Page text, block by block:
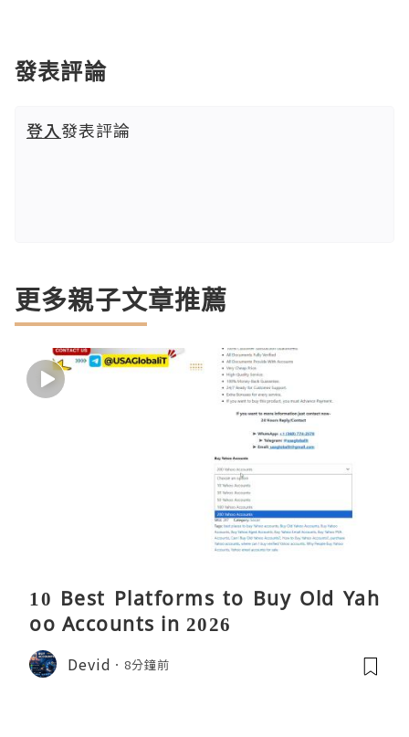
發表評論
登入發表評論
更多親子文章推薦
10 Best Platforms to Buy Old Yah
oo Accounts in 2026
Devid 8分鐘前